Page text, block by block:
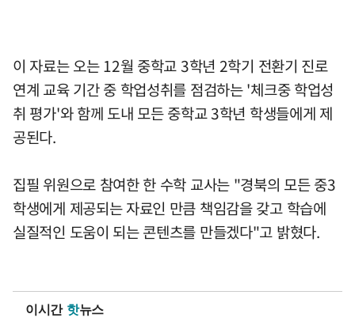
이 자료는 오는 12월 중학교 3학년 2학기 전환기 진로
연계 교육 기간 중 학업성취를 점검하는 '체크중 학업성
취 평가'와 함께 도내 모든 중학교 3학년 학생들에게 제
공된다.
집필 위원으로 참여한 한 수학 교사는 "경북의 모든 중3
학생에게 제공되는 자료인 만큼 책임감을 갖고 학습에
실질적인 도움이 되는 콘텐츠를 만들겠다"고 밝혔다.
이시간 핫뉴스